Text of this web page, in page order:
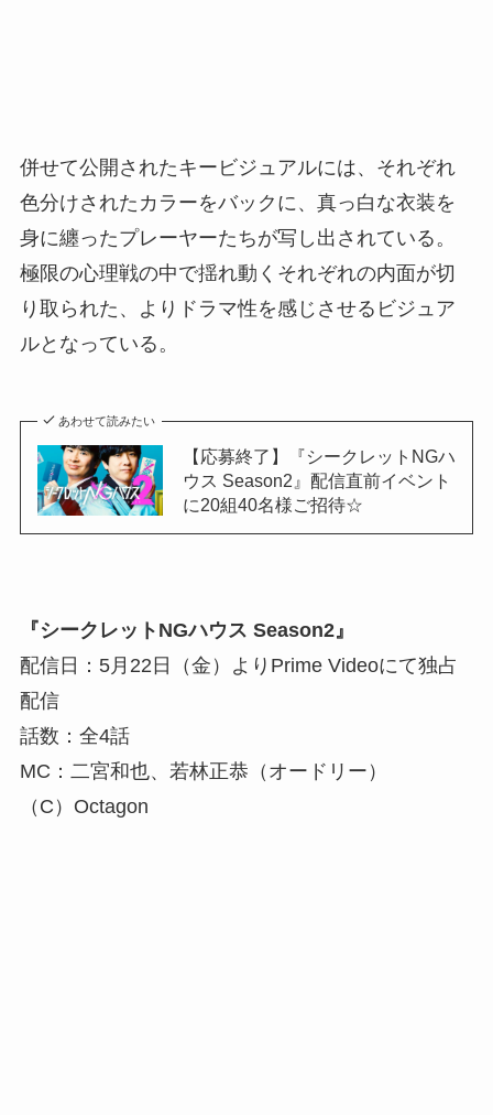
併せて公開されたキービジュアルには、それぞれ
色分けされたカラーをバックに、真っ白な衣装を
身に纏ったプレーヤーたちが写し出されている。
極限の心理戦の中で揺れ動くそれぞれの内面が切
り取られた、よりドラマ性を感じさせるビジュア
ルとなっている。
あわせて読みたい
【応募終了】『シークレットNGハ
ウス Season2』配信直前イベント
に20組40名様ご招待☆
『シークレットNGハウス Season2』
配信日：5月22日（金）よりPrime Videoにて独占
配信
話数：全4話
MC：二宮和也、若林正恭（オードリー）
（C）Octagon